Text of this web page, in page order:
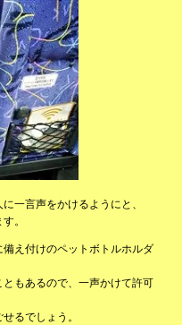
一言声をかけるようにと、
。
え付けのペットボトルホルダ
もあるので、一声かけて許可
るでしょう。